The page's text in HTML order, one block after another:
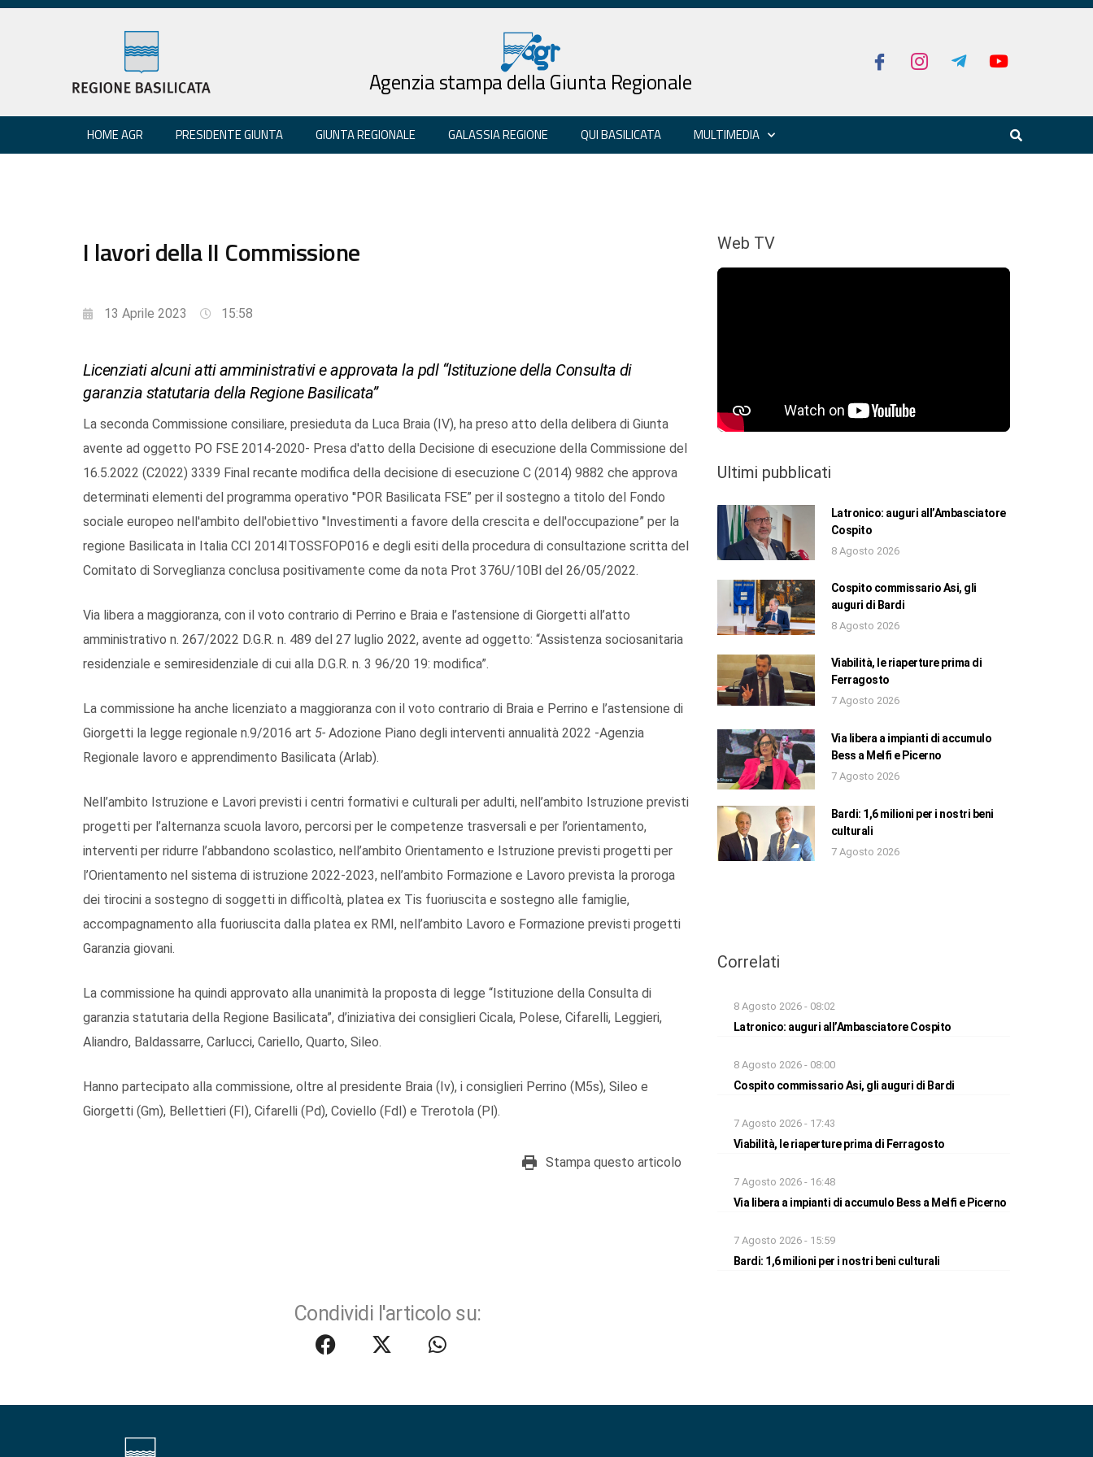
Agenzia stampa della Giunta Regionale
HOME AGR PRESIDENTE GIUNTA GIUNTA REGIONALE GALASSIA REGIONE QUI BASILICATA MULTIMEDIA
I lavori della II Commissione
13 Aprile 2023 15:58
Licenziati alcuni atti amministrativi e approvata la pdl “Istituzione della Consulta di
garanzia statutaria della Regione Basilicata”
La seconda Commissione consiliare, presieduta da Luca Braia (IV), ha preso atto della delibera di Giunta
avente ad oggetto PO FSE 2014-2020- Presa d'atto della Decisione di esecuzione della Commissione del
16.5.2022 (C2022) 3339 Final recante modifica della decisione di esecuzione C (2014) 9882 che approva
determinati elementi del programma operativo ''POR Basilicata FSE” per il sostegno a titolo del Fondo
sociale europeo nell'ambito dell'obiettivo ''Investimenti a favore della crescita e dell'occupazione” per la
regione Basilicata in Italia CCI 2014ITOSSFOP016 e degli esiti della procedura di consultazione scritta del
Comitato di Sorveglianza conclusa positivamente come da nota Prot 376U/10Bl del 26/05/2022.
Via libera a maggioranza, con il voto contrario di Perrino e Braia e l’astensione di Giorgetti all’atto
amministrativo n. 267/2022 D.G.R. n. 489 del 27 luglio 2022, avente ad oggetto: “Assistenza sociosanitaria
residenziale e semiresidenziale di cui alla D.G.R. n. 3 96/20 19: modifica”.
La commissione ha anche licenziato a maggioranza con il voto contrario di Braia e Perrino e l’astensione di
Giorgetti la legge regionale n.9/2016 art 5- Adozione Piano degli interventi annualità 2022 -Agenzia
Regionale lavoro e apprendimento Basilicata (Arlab).
Nell’ambito Istruzione e Lavori previsti i centri formativi e culturali per adulti, nell’ambito Istruzione previsti
progetti per l’alternanza scuola lavoro, percorsi per le competenze trasversali e per l’orientamento,
interventi per ridurre l’abbandono scolastico, nell’ambito Orientamento e Istruzione previsti progetti per
l’Orientamento nel sistema di istruzione 2022-2023, nell’ambito Formazione e Lavoro prevista la proroga
dei tirocini a sostegno di soggetti in difficoltà, platea ex Tis fuoriuscita e sostegno alle famiglie,
accompagnamento alla fuoriuscita dalla platea ex RMI, nell’ambito Lavoro e Formazione previsti progetti
Garanzia giovani.
La commissione ha quindi approvato alla unanimità la proposta di legge “Istituzione della Consulta di
garanzia statutaria della Regione Basilicata”, d’iniziativa dei consiglieri Cicala, Polese, Cifarelli, Leggieri,
Aliandro, Baldassarre, Carlucci, Cariello, Quarto, Sileo.
Hanno partecipato alla commissione, oltre al presidente Braia (Iv), i consiglieri Perrino (M5s), Sileo e
Giorgetti (Gm), Bellettieri (FI), Cifarelli (Pd), Coviello (FdI) e Trerotola (Pl).
Stampa questo articolo
Condividi l'articolo su:
Web TV
Ultimi pubblicati
Latronico: auguri all’Ambasciatore
Cospito
8 Agosto 2026
Cospito commissario Asi, gli
auguri di Bardi
8 Agosto 2026
Viabilità, le riaperture prima di
Ferragosto
7 Agosto 2026
Via libera a impianti di accumulo
Bess a Melfi e Picerno
7 Agosto 2026
Bardi: 1,6 milioni per i nostri beni
culturali
7 Agosto 2026
Correlati
8 Agosto 2026 - 08:02
Latronico: auguri all’Ambasciatore Cospito
8 Agosto 2026 - 08:00
Cospito commissario Asi, gli auguri di Bardi
7 Agosto 2026 - 17:43
Viabilità, le riaperture prima di Ferragosto
7 Agosto 2026 - 16:48
Via libera a impianti di accumulo Bess a Melfi e Picerno
7 Agosto 2026 - 15:59
Bardi: 1,6 milioni per i nostri beni culturali